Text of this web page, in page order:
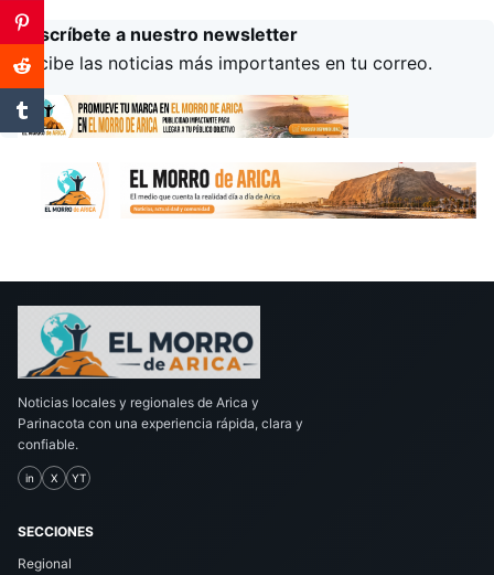
Suscríbete a nuestro newsletter
Recibe las noticias más importantes en tu correo.
Noticias locales y regionales de Arica y
Parinacota con una experiencia rápida, clara y
confiable.
in X YT
SECCIONES
Regional